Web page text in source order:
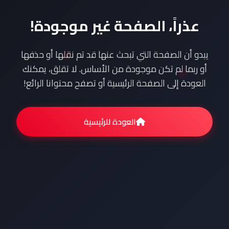
عذراً، الصفحة غير موجودة!
يبدو أن الصفحة التي تبحث عنها قد تم نقلها أو حذفها
أو ربما لم تكن موجودة من الأساس. لا تقلق، يمكنك
العودة إلى الصفحة الرئيسية أو تصفح محتوانا الرائع!
العودة للرئيسية